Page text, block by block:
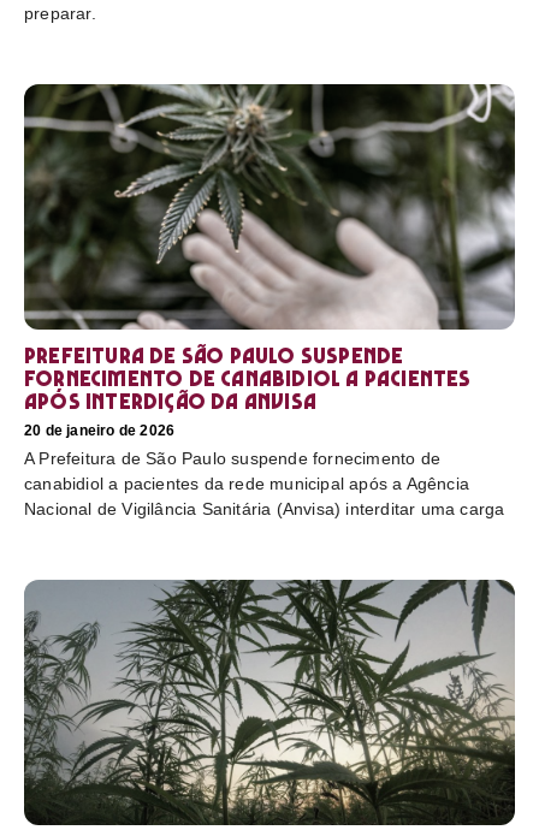
preparar.
Prefeitura de São Paulo suspende
fornecimento de canabidiol a pacientes
após interdição da Anvisa
20 de janeiro de 2026
A Prefeitura de São Paulo suspende fornecimento de
canabidiol a pacientes da rede municipal após a Agência
Nacional de Vigilância Sanitária (Anvisa) interditar uma carga